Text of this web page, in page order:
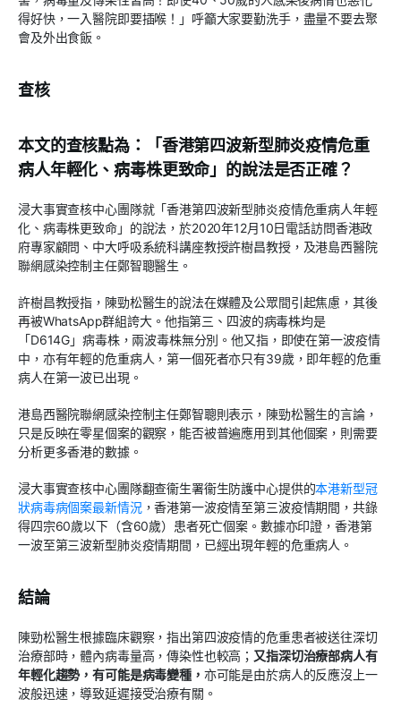
得好快，一入醫院即要插喉！」呼籲大家要勤洗手，盡量不要去聚
會及外出食飯。
查核
本文的查核點為：「香港第四波新型肺炎疫情危重
病人年輕化、病毒株更致命」的說法是否正確？
浸大事實查核中心團隊就「香港第四波新型肺炎疫情危重病人年輕
化、病毒株更致命」的說法，於2020年12月10日電話訪問香港政
府專家顧問、中大呼吸系統科講座教授許樹昌教授，及港島西醫院
聯網感染控制主任鄭智聰醫生。
許樹昌教授指，陳勁松醫生的說法在媒體及公眾間引起焦慮，其後
再被WhatsApp群組誇大。他指第三、四波的病毒株均是
「D614G」病毒株，兩波毒株無分別。他又指，即使在第一波疫情
中，亦有年輕的危重病人，第一個死者亦只有39歲，即年輕的危重
病人在第一波已出現。
港島西醫院聯網感染控制主任鄭智聰則表示，陳勁松醫生的言論，
只是反映在零星個案的觀察，能否被普遍應用到其他個案，則需要
分析更多香港的數據。
浸大事實查核中心團隊翻查衞生署衞生防護中心提供的本港新型冠
狀病毒病個案最新情況 ，香港第一波疫情至第三波疫情期間，共錄
得四宗60歲以下（含60歲）患者死亡個案。數據亦印證，香港第
一波至第三波新型肺炎疫情期間，已經出現年輕的危重病人。
結論
陳勁松醫生根據臨床觀察，指出第四波疫情的危重患者被送往深切
治療部時，體內病毒量高，傳染性也較高； 又指深切治療部病人有
年輕化趨勢，有可能是病毒變種， 亦可能是由於病人的反應沒上一
波般迅速，導致延遲接受治療有關。